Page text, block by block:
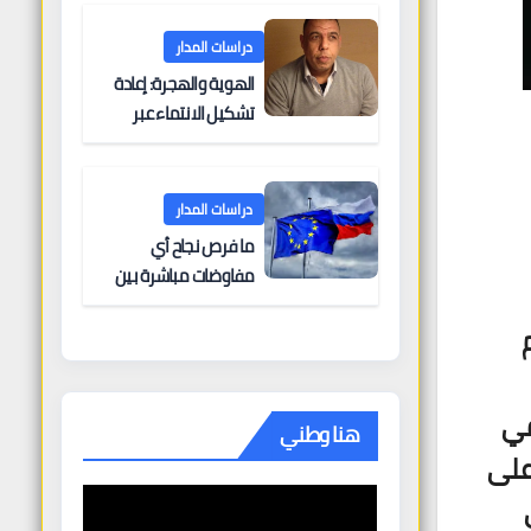
على
دراسات المدار
الهوية والهجرة: إعادة
تشكيل الانتماء عبر
دراسات المدار
ما فرص نجاح أي
مفاوضات مباشرة بين
هنا وطني